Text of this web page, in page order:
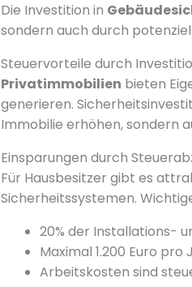
Die Investition in
sondern auch durch
Steuervorteile durch
Privatimmobilien bieten
generieren.
Immobilie erhöhen, sondern
Einsparungen durch
Für Hausbesitzer gibt es
Sicherheitssystemen.
20% der Installations-
Maximal 1.200 Euro
Arbeitskosten sind